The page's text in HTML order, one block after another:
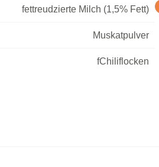
fettreudzierte Milch (1,5% Fett)
Muskatpulver
fChiliflocken